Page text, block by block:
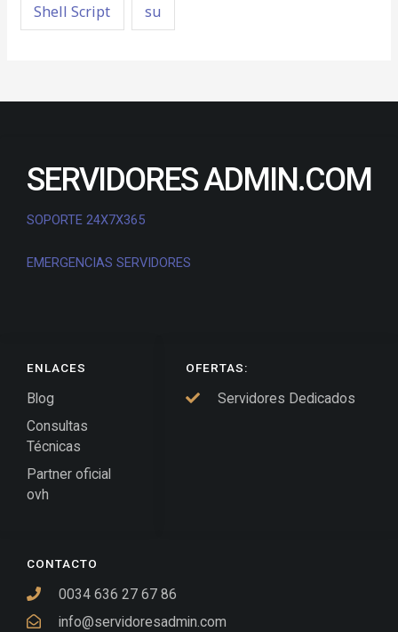
Shell Script su
CONTACTO
0034 636 27 67 86
info@servidoresadmin.com
OFERTAS:
Servidores Dedicados
ENLACES
Blog
Consultas
Técnicas
Partner oficial
ovh
SERVIDORES ADMIN.COM
SOPORTE 24X7X365
EMERGENCIAS SERVIDORES